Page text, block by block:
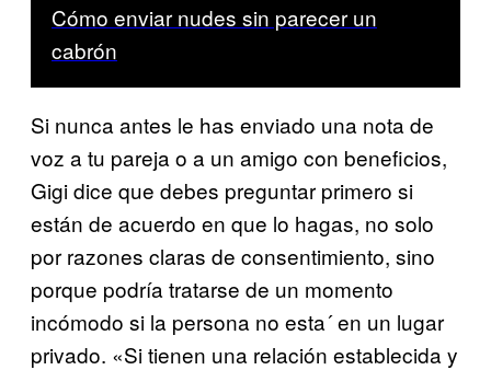
Cómo enviar nudes sin parecer un
cabrón
Si nunca antes le has enviado una nota de
voz a tu pareja o a un amigo con beneficios,
Gigi dice que debes preguntar primero si
están de acuerdo en que lo hagas, no solo
por razones claras de consentimiento, sino
porque podría tratarse de un momento
incómodo si la persona no esta´ en un lugar
privado. «Si tienen una relación establecida y